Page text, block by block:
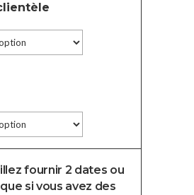
fournir 2 dates ou
si vous avez des